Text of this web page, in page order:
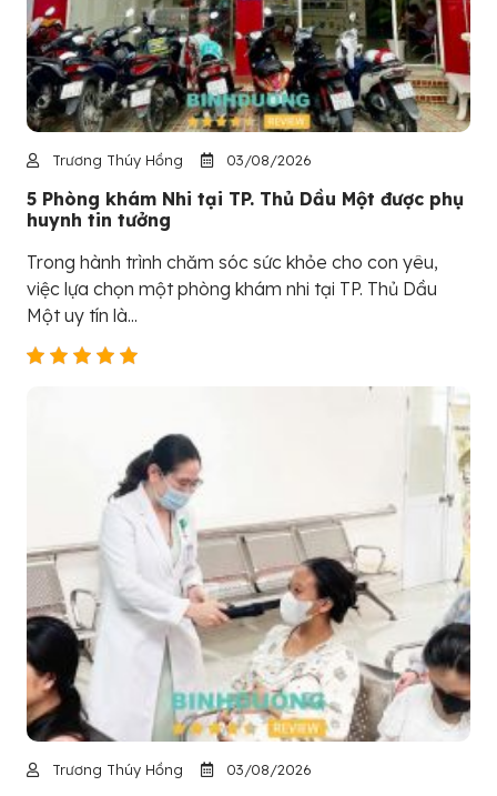
Trương Thúy Hồng 03/08/2026
5 Phòng khám Nhi tại TP. Thủ Dầu Một được phụ
huynh tin tưởng
Trong hành trình chăm sóc sức khỏe cho con yêu,
việc lựa chọn một phòng khám nhi tại TP. Thủ Dầu
Một uy tín là...
Trương Thúy Hồng 03/08/2026